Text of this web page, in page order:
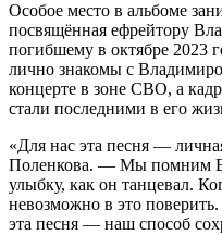
Особое место в альбоме
посвящённая ефрейтору
погибшему в октябре 2023
лично знакомы с
концерте в зоне СВО, а
стали последними в его
«Для нас эта песня —
Поленкова. — Мы помним
улыбку, как он танцевал.
невозможно в это
эта песня — наш способ